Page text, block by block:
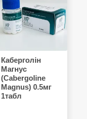
Каберголін
Магнус
(Сabergoline
Magnus) 0.5мг
1табл